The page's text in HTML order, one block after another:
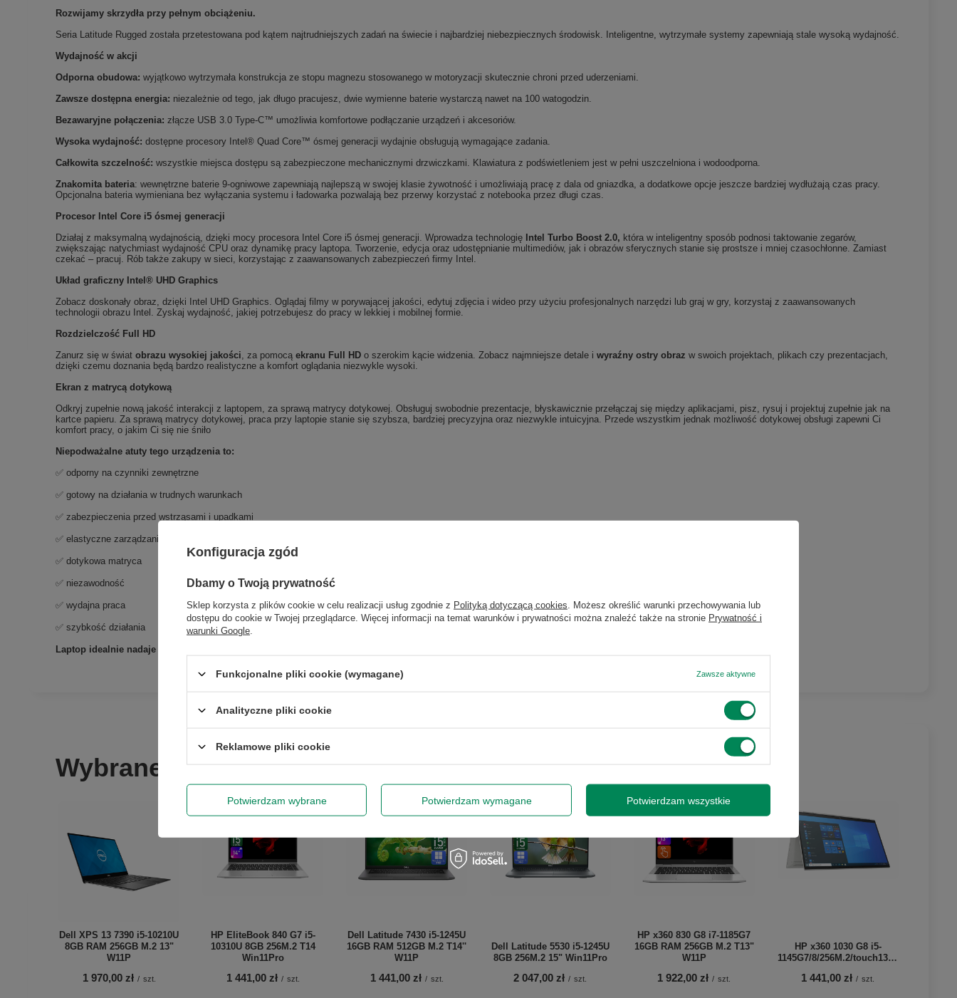
Rozwijamy skrzydła przy pełnym obciążeniu.
Seria Latitude Rugged została przetestowana pod kątem najtrudniejszych zadań na świecie i najbardziej niebezpiecznych środowisk. Inteligentne, wytrzymałe systemy zapewniają stale wysoką wydajność.
Wydajność w akcji
Odporna obudowa: wyjątkowo wytrzymała konstrukcja ze stopu magnezu stosowanego w motoryzacji skutecznie chroni przed uderzeniami.
Zawsze dostępna energia: niezależnie od tego, jak długo pracujesz, dwie wymienne baterie wystarczą nawet na 100 watogodzin.
Bezawaryjne połączenia: złącze USB 3.0 Type-C™ umożliwia komfortowe podłączanie urządzeń i akcesoriów.
Wysoka wydajność: dostępne procesory Intel® Quad Core™ ósmej generacji wydajnie obsługują wymagające zadania.
Całkowita szczelność: wszystkie miejsca dostępu są zabezpieczone mechanicznymi drzwiczkami. Klawiatura z podświetleniem jest w pełni uszczelniona i wodoodporna.
Znakomita bateria: wewnętrzne baterie 9-ogniwowe zapewniają najlepszą w swojej klasie żywotność i umożliwiają pracę z dala od gniazdka, a dodatkowe opcje jeszcze bardziej wydłużają czas pracy.
Opcjonalna bateria wymieniana bez wyłączania systemu i ładowarka pozwalają bez przerwy korzystać z notebooka przez długi czas.
Procesor Intel Core i5 ósmej generacji
Działaj z maksymalną wydajnością, dzięki mocy procesora Intel Core i5 ósmej generacji. Wprowadza technologię Intel Turbo Boost 2.0, która w inteligentny sposób podnosi taktowanie zegarów,
zwiększając natychmiast wydajność CPU oraz dynamikę pracy laptopa. Tworzenie, edycja oraz udostępnianie multimediów, jak i obrazów sferycznych stanie się prostsze i mniej czasochłonne. Zamiast
czekać – pracuj. Rób także zakupy w sieci, korzystając z zaawansowanych zabezpieczeń firmy Intel.
Układ graficzny Intel® UHD Graphics
Zobacz doskonały obraz, dzięki Intel UHD Graphics. Oglądaj filmy w porywającej jakości, edytuj zdjęcia i wideo przy użyciu profesjonalnych narzędzi lub graj w gry, korzystaj z zaawansowanych
technologii obrazu Intel. Zyskaj wydajność, jakiej potrzebujesz do pracy w lekkiej i mobilnej formie.
Rozdzielczość Full HD
Zanurz się w światobrazu wysokiej jakości, za pomocąekranu Full HD o szerokim kącie widzenia. Zobacz najmniejsze detale iwyraźny ostry obraz w swoich projektach, plikach czy prezentacjach,
dzięki czemu doznania będą bardzo realistyczne a komfort oglądania niezwykle wysoki.
Ekran z matrycą dotykową
Odkryj zupełnie nową jakość interakcji z laptopem, za sprawą matrycy dotykowej. Obsługuj swobodnie prezentacje, błyskawicznie przełączaj się między aplikacjami, pisz, rysuj i projektuj zupełnie jak na
kartce papieru. Za sprawą matrycy dotykowej, praca przy laptopie stanie się szybsza, bardziej precyzyjna oraz niezwykle intuicyjna. Przede wszystkim jednak możliwość dotykowej obsługi zapewni Ci
komfort pracy, o jakim Ci się nie śniło
Niepodważalne atuty tego urządzenia to:
✅ odporny na czynniki zewnętrzne
✅ gotowy na działania w trudnych warunkach
✅ zabezpieczenia przed wstrząsami i upadkami
✅ elastyczne zarządzanie
✅ dotykowa matryca
✅ niezawodność
✅ wydajna praca
✅ szybkość działania
Laptop idealnie nadaje się do
Wybrane dla Ciebie
Dell XPS 13 7390 i5-10210U
8GB RAM 256GB M.2 13"
W11P
1 970,00 zł / szt.
HP EliteBook 840 G7 i5-
10310U 8GB 256M.2 T14
Win11Pro
1 441,00 zł / szt.
Dell Latitude 7430 i5-1245U
16GB RAM 512GB M.2 T14''
W11P
1 441,00 zł / szt.
Dell Latitude 5530 i5-1245U
8GB 256M.2 15" Win11Pro
2 047,00 zł / szt.
HP x360 830 G8 i7-1185G7
16GB RAM 256GB M.2 T13"
W11P
1 922,00 zł / szt.
HP x360 1030 G8 i5-
1145G7/8/256M.2/touch13'/W11P
1 441,00 zł / szt.
Dołącz do newslettera Green
Zgarnij jako pierwszy informacje o zniżkach i rabatach w
Szanujemy Twoją prywatność – żadnego spamu.
Konfiguracja zgód
Dbamy o Twoją prywatność
Sklep korzysta z plików cookie w celu realizacji usług zgodnie z Polityką dotyczącą cookies . Możesz określić warunki przechowywania lub
dostępu do cookie w Twojej przeglądarce. Więcej informacji na temat warunków i prywatności można znaleźć także na stronie Prywatność i
warunki Google
Funkcjonalne pliki cookie (wymagane) Zawsze aktywne
Analityczne pliki cookie
Reklamowe pliki cookie
Potwierdzam wybrane Potwierdzam wymagane Potwierdzam wszystkie